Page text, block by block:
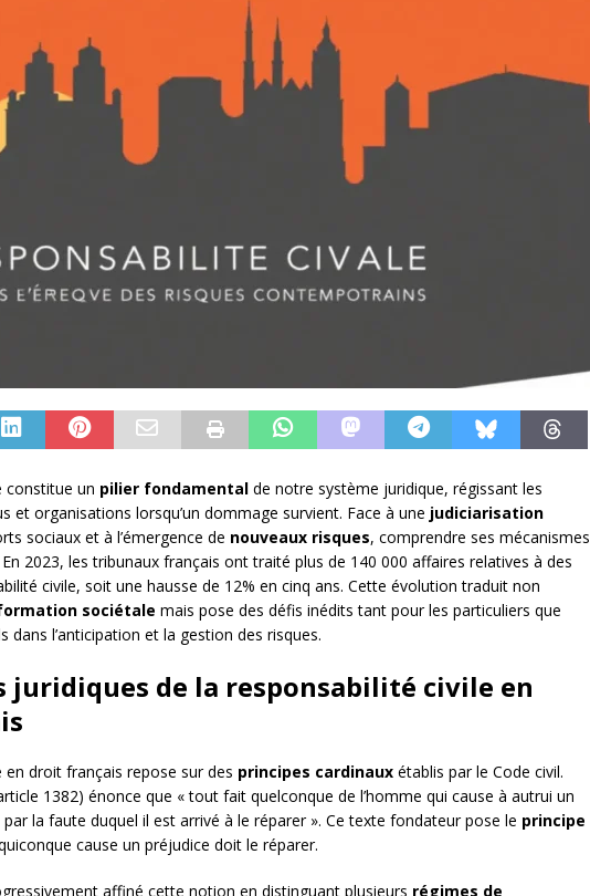
constitue un pilier fondamental de notre système juridique, régissant les
et organisations lorsqu’un dommage survient. Face à une judiciarisation
sociaux et à l’émergence de nouveaux risques, comprendre ses mécanismes
2023, les tribunaux français ont traité plus de 140 000 affaires relatives à des
civile, soit une hausse de 12% en cinq ans. Cette évolution traduit non
sociétale mais pose des défis inédits tant pour les particuliers que
dans l’anticipation et la gestion des risques.
juridiques de la responsabilité civile en
en droit français repose sur des principes cardinaux établis par le Code civil.
1382) énonce que « tout fait quelconque de l’homme qui cause à autrui un
la faute duquel il est arrivé à le réparer ». Ce texte fondateur pose le principe
cause un préjudice doit le réparer.
affiné cette notion en distinguant plusieurs régimes de